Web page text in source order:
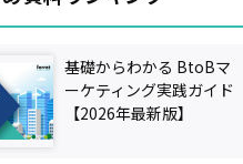
基礎からわかる BtoBマ
ーケティング実践ガイド
【2026年最新版】